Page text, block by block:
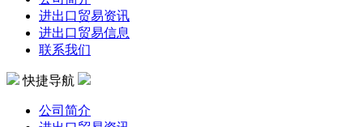
进出口贸易资讯
进出口贸易信息
联系我们
快捷导航
公司简介